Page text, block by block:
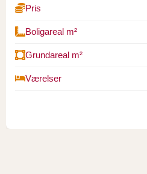
Pris
Boligareal m²
Grundareal m²
Værelser